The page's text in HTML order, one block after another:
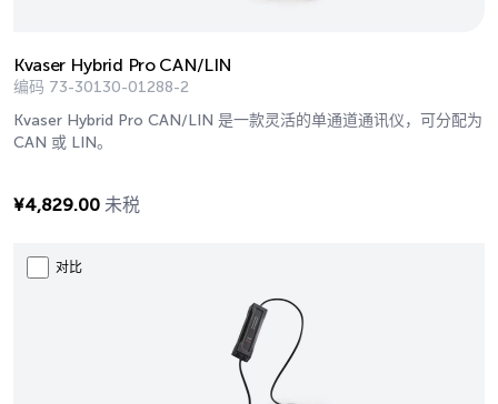
Kvaser Hybrid Pro CAN/LIN
编码 73-30130-01288-2
Kvaser Hybrid Pro CAN/LIN 是一款灵活的单通道通讯仪，可分配为
CAN 或 LIN。
¥4,829.00 未税
对比